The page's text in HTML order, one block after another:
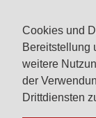
Cookies und
Bereitstellung
weitere
der
Drittdiensten